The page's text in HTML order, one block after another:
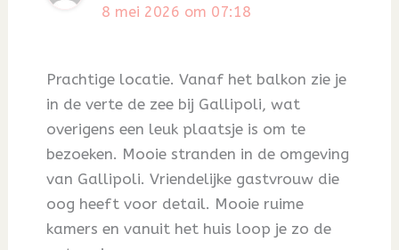
8 mei 2026 om 07:18
Prachtige locatie. Vanaf het balkon zie je
in de verte de zee bij Gallipoli, wat
overigens een leuk plaatsje is om te
bezoeken. Mooie stranden in de omgeving
van Gallipoli. Vriendelijke gastvrouw die
oog heeft voor detail. Mooie ruime
kamers en vanuit het huis loop je zo de